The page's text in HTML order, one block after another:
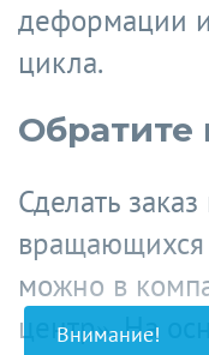
деформации
цикла.
Обратите
Сделать
вращающихся
можно в
центр». На
Внимание!